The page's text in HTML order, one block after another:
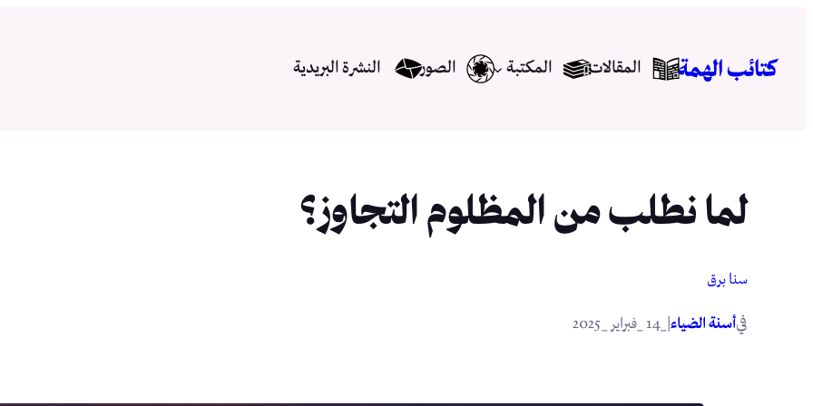
المحتوىكتائب الهمة المقالات المكتبة الصور النشرة البريدية
لما نطلب من المظلوم التجاوز؟
سنا برق
فيأسنة الضياء